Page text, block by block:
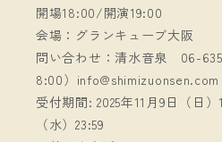
開場18:00/開演19:00
会場：グランキューブ大阪
問い合わせ：清水音泉 06-
8:00）info@shimizuonsen.com
受付期間: 2025年11月9日（日）
（水）23:59